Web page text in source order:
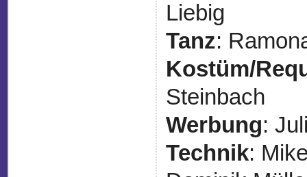
Liebig
Tanz:
Kostüm/
Steinbach
Werbung:
Technik: